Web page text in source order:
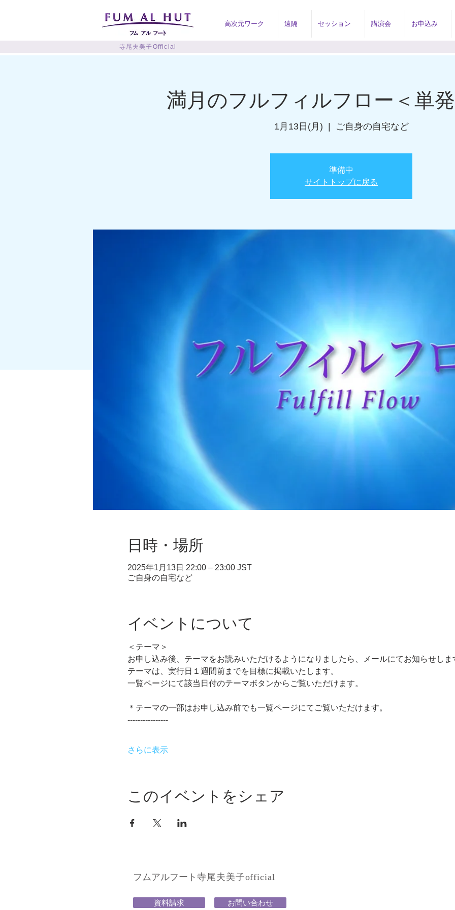
高次元ワーク 遠隔 セッション 講演会 お申込み
寺尾夫美子Official
満月のフルフィルフロー＜単
1月13日(月) ご自身の自宅など
準備中
サイトトップに戻る
日時・場所
2025年1月13日 22:00 – 23:00 JST
ご自身の自宅など
イベントについて
＜テーマ＞
お申し込み後、テーマをお読みいただけるようになりましたら、メールにてお知らせしま
テーマは、実行日１週間前までを目標に掲載いたします。
一覧ページにて該当日付のテーマボタンからご覧いただけます。
＊テーマの一部はお申し込み前でも一覧ページにてご覧いただけます。
----------------
さらに表示
このイベントをシェア
フムアルフート 寺尾夫美子official
資料請求 お問い合わせ